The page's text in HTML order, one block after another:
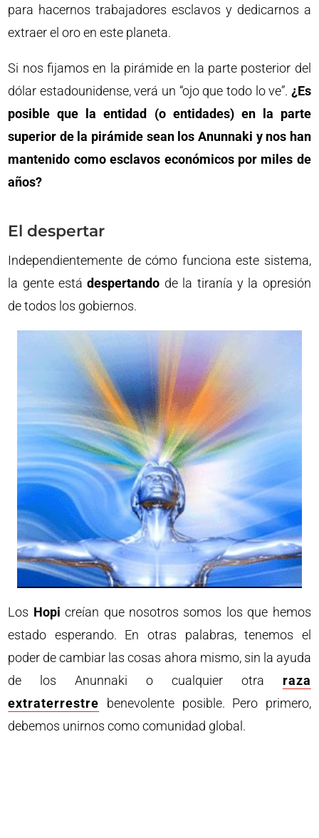
para hacernos trabajadores esclavos y dedicarnos a
extraer el oro en este planeta.
Si nos fijamos en la pirámide en la parte posterior del
dólar estadounidense, verá un “ojo que todo lo ve”. ¿Es
posible que la entidad (o entidades) en la parte
superior de la pirámide sean los Anunnaki y nos han
mantenido como esclavos económicos por miles de
años?
El despertar
Independientemente de cómo funciona este sistema,
la gente estádespertando de la tiranía y la opresión
de todos los gobiernos.
Los Hopi creían que nosotros somos los que hemos
estado esperando. En otras palabras, tenemos el
poder de cambiar las cosas ahora mismo, sin la ayuda
de los Anunnaki o cualquier otra raza
extraterrestre benevolente posible. Pero primero,
debemos unirnos como comunidad global.